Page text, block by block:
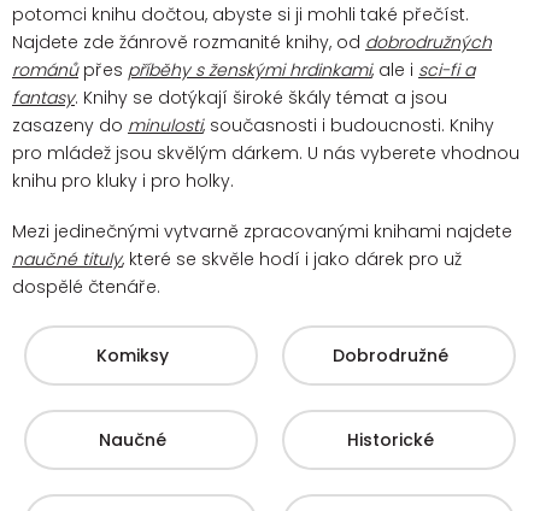
potomci knihu dočtou, abyste si ji mohli také přečíst.
Najdete zde žánrově rozmanité knihy, od dobrodružných
románůpřes příběhy s ženskými hrdinkami, ale i sci-fi a
fantasy. Knihy se dotýkají široké škály témat a jsou
zasazeny do minulosti, současnosti i budoucnosti. Knihy
pro mládež jsou skvělým dárkem. U nás vyberete vhodnou
knihu pro kluky i pro holky.
Mezi jedinečnými vytvarně zpracovanými knihami najdete
naučné tituly, které se skvěle hodí i jako dárek pro už
dospělé čtenáře.
Komiksy Dobrodružné
Naučné Historické